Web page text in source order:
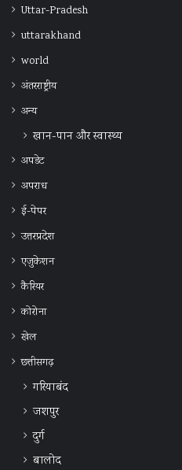
Uttar-Pradesh
uttarakhand
world
अंतरराष्ट्रीय
अन्‍य
खान-पान और स्वास्थ्य
अपडेट
अपराध
ई-पेपर
उत्तरप्रदेश
एजुकेशन
कैरियर
कोरोना
खेल
छत्तीसगढ़
गरियाबंद
जशपुर
दुर्ग
बालोद